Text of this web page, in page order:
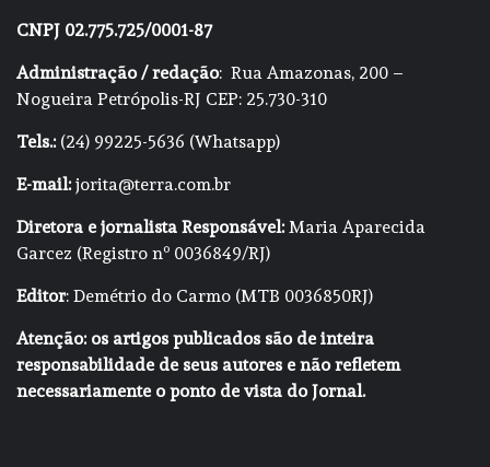
CNPJ 02.775.725/0001-87
Administração / redação: Rua Amazonas, 200 –
Nogueira Petrópolis-RJ CEP: 25.730-310
Tels.:(24) 99225-5636 (Whatsapp)
E-mail:jorita@terra.com.br
Diretora e jornalista Responsável:Maria Aparecida
Garcez (Registro nº 0036849/RJ)
Editor: Demétrio do Carmo (MTB 0036850RJ)
Atenção: os artigos publicados são de inteira
responsabilidade de seus autores e não refletem
necessariamente o ponto de vista do Jornal.